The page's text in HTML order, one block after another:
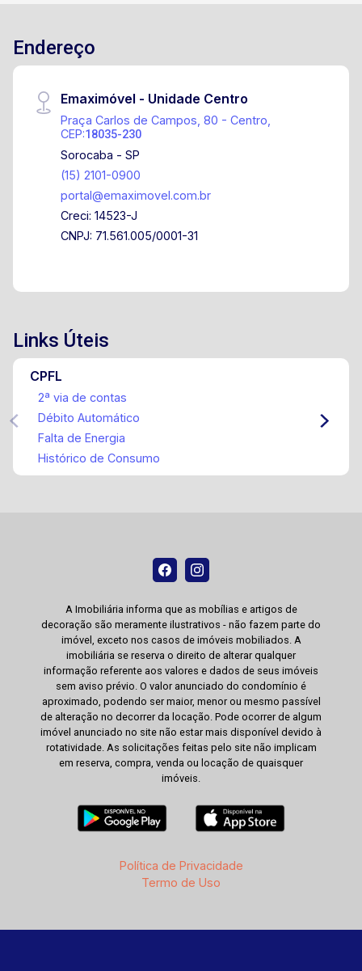
Endereço
Emaximóvel - Unidade Centro
Praça Carlos de Campos, 80 - Centro,
CEP:18035-230
Sorocaba - SP
(15) 2101-0900
portal@emaximovel.com.br
Creci: 14523-J
CNPJ: 71.561.005/0001-31
Links Úteis
CPFL
2ª via de contas
Débito Automático
Falta de Energia
Histórico de Consumo
A Imobiliária informa que as mobílias e artigos de
decoração são meramente ilustrativos - não fazem parte do
imóvel, exceto nos casos de imóveis mobiliados. A
imobiliária se reserva o direito de alterar qualquer
informação referente aos valores e dados de seus imóveis
sem aviso prévio. O valor anunciado do condomínio é
aproximado, podendo ser maior, menor ou mesmo passível
de alteração no decorrer da locação. Pode ocorrer de algum
imóvel anunciado no site não estar mais disponível devido à
rotatividade. As solicitações feitas pelo site não implicam
em reserva, compra, venda ou locação de quaisquer
imóveis.
Política de Privacidade
Termo de Uso